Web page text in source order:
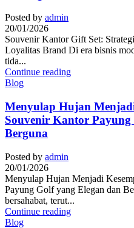
Posted by admin
20/01/2026
Souvenir Kantor Gift Set:
Loyalitas Brand Di era bisnis
tida...
Continue reading
Blog
Menyulap Hujan
Souvenir Kantor
Berguna
Posted by admin
20/01/2026
Menyulap Hujan Menjadi
Payung Golf yang Elegan dan
bersahabat, terut...
Continue reading
Blog